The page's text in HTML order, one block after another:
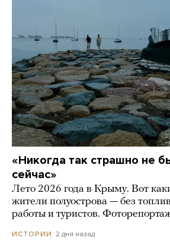
«Никогда так страшно не
сейчас»
Лето 2026 года в Крыму. Вот
жители полуострова — без
работы и туристов.
ИСТОРИИ 2 дня назад